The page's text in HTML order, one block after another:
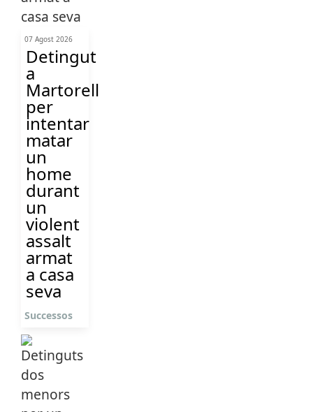
07 Agost 2026
Detingut
a
Martorell
per
intentar
matar
un
home
durant
un
violent
assalt
armat
a casa
seva
Successos